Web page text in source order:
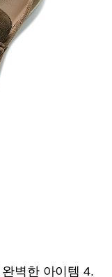
벽한 아이템 4.